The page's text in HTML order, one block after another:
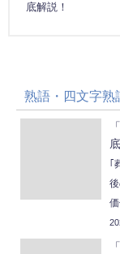
底解説！
熟語・四文字熟
｢